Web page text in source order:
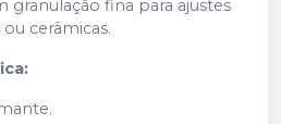
granulação fina para ajustes
cerâmicas.